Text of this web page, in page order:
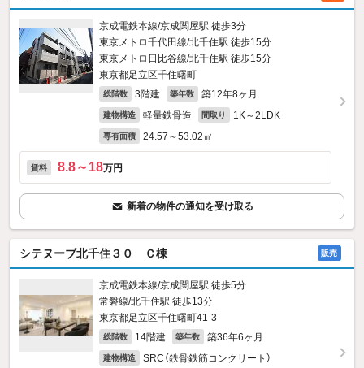
京成電鉄本線/京成関屋駅 徒歩3分
東京メトロ千代田線/北千住駅 徒歩15分
東京メトロ日比谷線/北千住駅 徒歩15分
東京都足立区千住曙町
総階数 3階建 築年数 築12年8ヶ月
建物構造 軽量鉄骨造 間取り 1K～2LDK
専有面積 24.57～53.02㎡
賃料 8.8～18万円
新着の物件の通知を受け取る
シテヌーブ北千住３０ Ｃ棟 販売
京成電鉄本線/京成関屋駅 徒歩5分
常磐線/北千住駅 徒歩13分
東京都足立区千住曙町41-3
総階数 14階建 築年数 築36年6ヶ月
建物構造 SRC（鉄骨鉄筋コンクリート）